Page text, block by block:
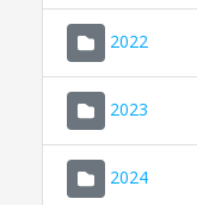
2022
2023
2024